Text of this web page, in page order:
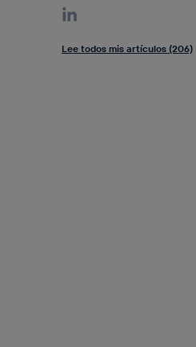
Lee todos mis artículos (206)